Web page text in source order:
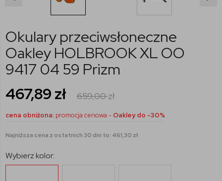
Okulary przeciwsłoneczne
Oakley HOLBROOK XL OO
9417 04 59 Prizm
467,89 zł 659,00zł
cena obniżona: promocja cenowa - Oakley do -30%
Najniższa cena z ostatnich 30 dni to: 461,30 zł
Wybierz kolor: